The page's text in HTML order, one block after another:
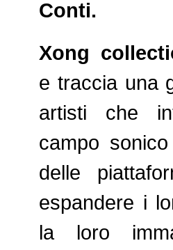
Conti.
Xong
e traccia una
artisti che
campo
delle
espandere i
la loro